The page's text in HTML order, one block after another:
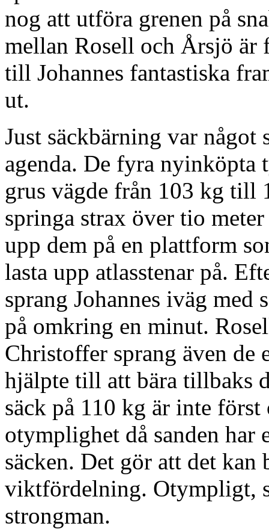
nog att utföra grenen på
mellan Rosell och Årsjö är
till Johannes fantastiska
ut.
Just säckbärning var något
agenda. De fyra nyinköpta
grus vägde från 103 kg till
springa strax över tio
upp dem på en plattform
lasta upp atlasstenar på.
sprang Johannes iväg med
på omkring en minut.
Christoffer sprang även de
hjälpte till att bära tillbaks
säck på 110 kg är inte
otymplighet då sanden har
säcken. Det gör att det
viktfördelning. Otympligt,
strongman.